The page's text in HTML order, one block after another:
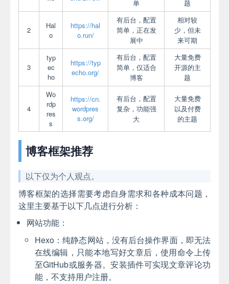
单
题
2
Hal
o
https://hal
o.run/
有后台，配置
简单，正在发
展中
相对较
少，但未
来可期
3
typ
ec
ho
https://typ
echo.org/
有后台，配置
简单，仅适合
博客
大量免费
开源的主
题
4
Wo
rdp
res
s
https://cn.
wordpres
s.org/
有后台，配置
复杂，功能强
大
大量免费
以及付费
的主题
博客框架推荐
以下仅为个人观点。
博客框架的选择需要考虑自身需求和各种成本问题，
这里主要基于以下几点进行分析：
网站功能：
Hexo：纯静态网站，没有后台操作界面，即无法
在线编辑，只能本地写好文章后，使用命令上传
至GitHub或服务器。安装插件可实现文章评论功
能，不支持用户注册。